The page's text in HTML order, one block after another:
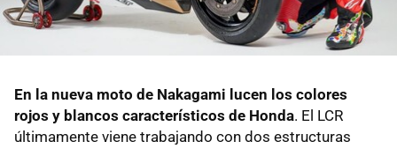
En la nueva moto de Nakagami lucen los colores
rojos y blancos característicos de Honda. El LCR
últimamente viene trabajando con dos estructuras